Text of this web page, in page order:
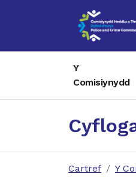
Y
Comisiynydd
Cartref Y